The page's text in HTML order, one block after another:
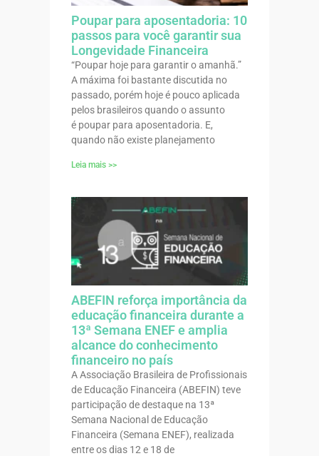
Poupar para aposentadoria: 10
passos para você garantir sua
Longevidade Financeira
“Poupar hoje para garantir o amanhã.”
A máxima foi bastante discutida no
passado, porém hoje é pouco aplicada
pelos brasileiros quando o assunto
é poupar para aposentadoria. E,
quando não existe planejamento
Leia mais >>
ABEFIN reforça importância da
educação financeira durante a
13ª Semana ENEF e amplia
alcance do conhecimento
financeiro no país
A Associação Brasileira de Profissionais
de Educação Financeira (ABEFIN) teve
participação de destaque na 13ª
Semana Nacional de Educação
Financeira (Semana ENEF), realizada
entre os dias 12 e 18 de